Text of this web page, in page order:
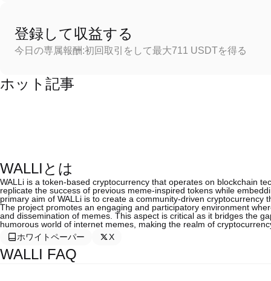
登録して収益する
今日の専属報酬:初回取引をして最大711 USDTを得る
ホット記事
WALLIとは
WALLi is a token-based cryptocurrency that operates on blockchain
replicate the success of previous meme-inspired tokens while
primary aim of WALLi is to create a community-driven cryptocurrency
The project promotes an engaging and participatory environment
and dissemination of memes. This aspect is critical as it bridges the
humorous world of internet memes, making the realm of
ホワイトペーパー
X
WALLI FAQ